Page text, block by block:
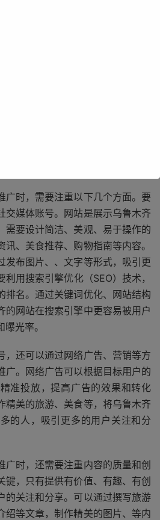
广时，需要注重以下几个方面。要
交媒体账号。网站是展示乌鲁木齐
需要设计简洁、美观、易于操作的
、美食推荐、购物指南等内容。
发布图片、、文字等形式，吸引更
用搜索引擎优化（SEO）技术，
排名。通过关键词优化、网站结构
的网站在搜索引擎中更容易被用户
光率。
，还可以通过网络广告、营销等方
广。网络广告可以根据目标用户的
准投放，提高广告的效果和转化
精美的旅游、美食等，将乌鲁木齐
的人，吸引更多的用户关注和分
广时，还需要注重内容的质量和创
键，只有提供有价值、有趣、有创
的关注和分享。可以通过撰写旅游
绍等文章，制作精美的图片、等内